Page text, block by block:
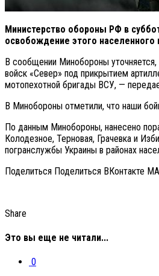
Министерство обороны РФ в
освобождение этого населенного
В сообщении Минобороны уточняется,
войск «Север» под прикрытием
мотопехотной бригады ВСУ, —
В Минобороны отметили, что наши
По данным Минобороны, нанесено
Колодезное, Терновая, Грачевка и
погранслужбы Украины в районах
Поделиться Поделиться ВКонтакте
Share
Это вы еще не читали...
0